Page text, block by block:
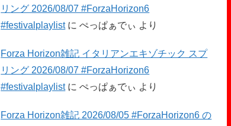
リング 2026/08/07 #ForzaHorizon6
#festivalplaylistにぺっぱぁでぃ より
Forza Horizon雑記 イタリアンエキゾチック スプ
リング 2026/08/07 #ForzaHorizon6
#festivalplaylistにぺっぱぁでぃ より
Forza Horizon雑記 2026/08/05 #ForzaHorizon6 の